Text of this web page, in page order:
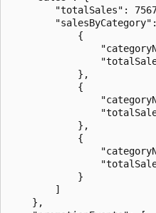
"totalSales":
            {
            },
            {
            },
            {
            }
        ]
    },